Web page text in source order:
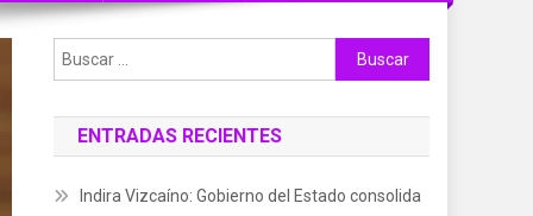
Buscar:
ENTRADAS RECIENTES
Indira Vizcaíno: Gobierno del Estado consolida